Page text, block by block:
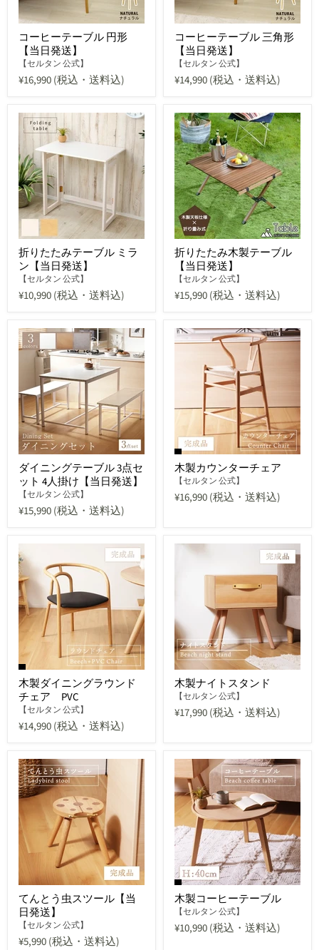
コーヒーテーブル 円形
【当日発送】
【セルタン 公式】
¥16,990(税込・送料込)
コーヒーテーブル 三角形
【当日発送】
【セルタン 公式】
¥14,990(税込・送料込)
折りたたみテーブル ミラ
ン【当日発送】
【セルタン 公式】
¥10,990(税込・送料込)
折りたたみ木製テーブル
【当日発送】
【セルタン 公式】
¥15,990(税込・送料込)
ダイニングテーブル 3点セ
ット 4人掛け【当日発送】
【セルタン 公式】
¥15,990(税込・送料込)
木製カウンターチェア
【セルタン 公式】
¥16,990(税込・送料込)
木製ダイニングラウンド
チェア PVC
【セルタン 公式】
¥14,990(税込・送料込)
木製ナイトスタンド
【セルタン 公式】
¥17,990(税込・送料込)
てんとう虫スツール【当
日発送】
【セルタン 公式】
¥5,990(税込・送料込)
木製コーヒーテーブル
【セルタン 公式】
¥10,990(税込・送料込)